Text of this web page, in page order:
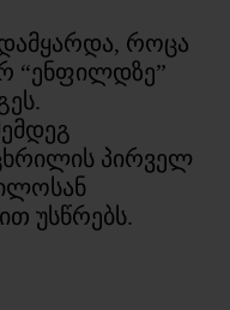
როცა
“ენფილდზე”
პირველ
უსწრებს.